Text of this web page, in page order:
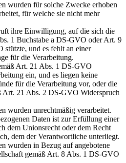
wurden für solche Zwecke erhoben
für welche sie nicht mehr
ihre Einwilligung, auf die sich die
1 Buchstabe a DS-GVO oder Art. 9
und es fehlt an einer
für die Verarbeitung.
Art. 21 Abs. 1 DS-GVO
ein, und es liegen keine
für die Verarbeitung vor, oder die
Art. 21 Abs. 2 DS-GVO Widerspruch
wurden unrechtmäßig verarbeitet.
Daten ist zur Erfüllung einer
dem Unionsrecht oder dem Recht
dem der Verantwortliche unterliegt.
wurden in Bezug auf angebotene
gemäß Art. 8 Abs. 1 DS-GVO